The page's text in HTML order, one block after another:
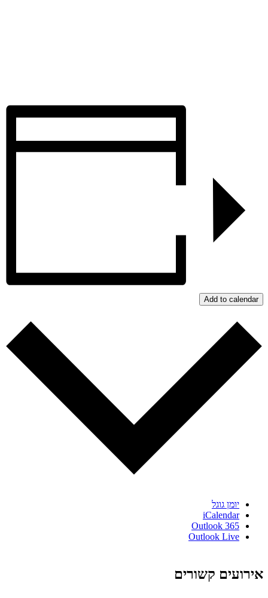
Add to calendar
יומן גוגל
iCalendar
Outlook 365
Outlook Live
אירועים קשורים